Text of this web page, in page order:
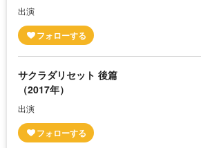
出演
サクラダリセット 後篇
（2017年）
出演